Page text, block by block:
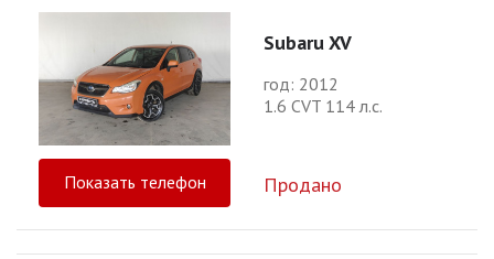
Subaru XV
год: 2012
1.6 CVT 114 л.с.
Показать телефон Продано